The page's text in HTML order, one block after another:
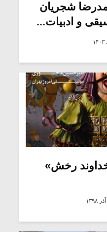
شجریان
و ادبیات...
رخش»